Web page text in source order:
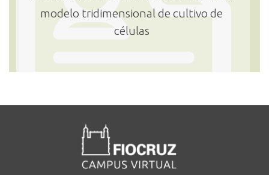
modelo tridimensional de cultivo de
células